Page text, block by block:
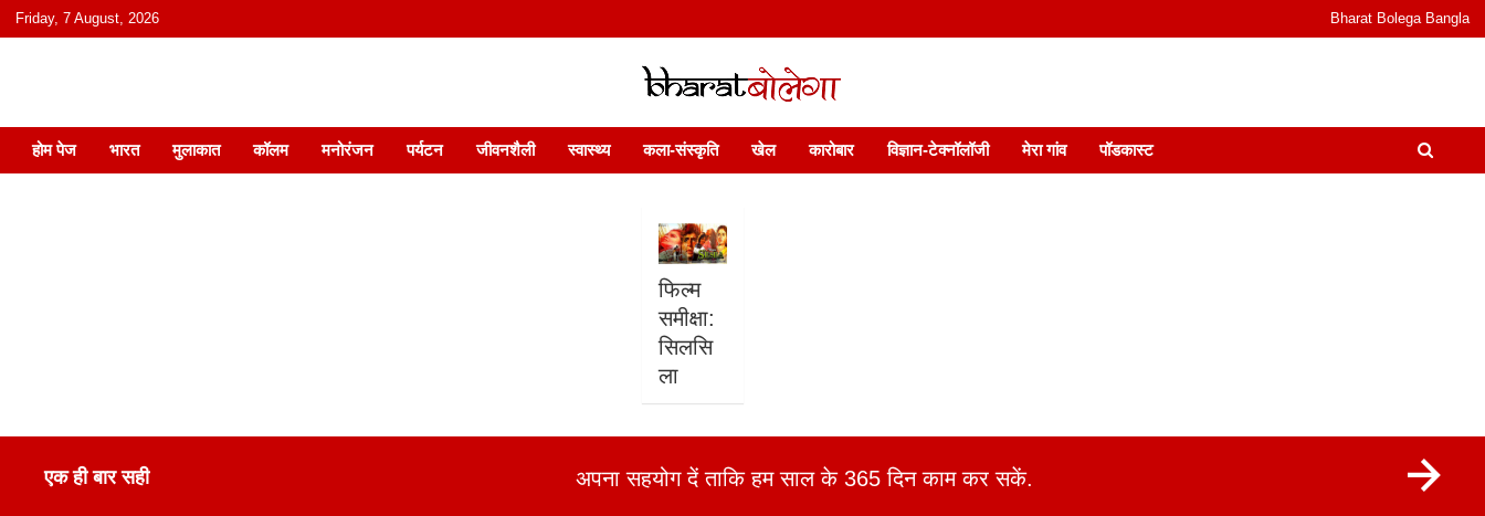
content
Friday, 7 August, 2026 Bharat Bolega Bangla
भारत बोलेगा
हिंदी में समाचार, विचार, ऑडियो, वीडियो और फ़ीचर. भारत बोलेगा हिंदी न्यूज़ वेबसाइट India: News, Views, Info, Trends & Podcast I जानकारी भी समझदारी भी और पॉडकास्ट
होम पेज भारत मुलाकात कॉलम मनोरंजन पर्यटन जीवनशैली स्वास्थ्य कला-संस्कृति खेल कारोबार विज्ञान-टेक्नॉलॉजी मेरा गांव पॉडकास्ट
फिल्म
समीक्षा:
सिलसि
ला
एक ही बार सही अपना सहयोग दें ताकि हम साल के 365 दिन काम कर सकें.